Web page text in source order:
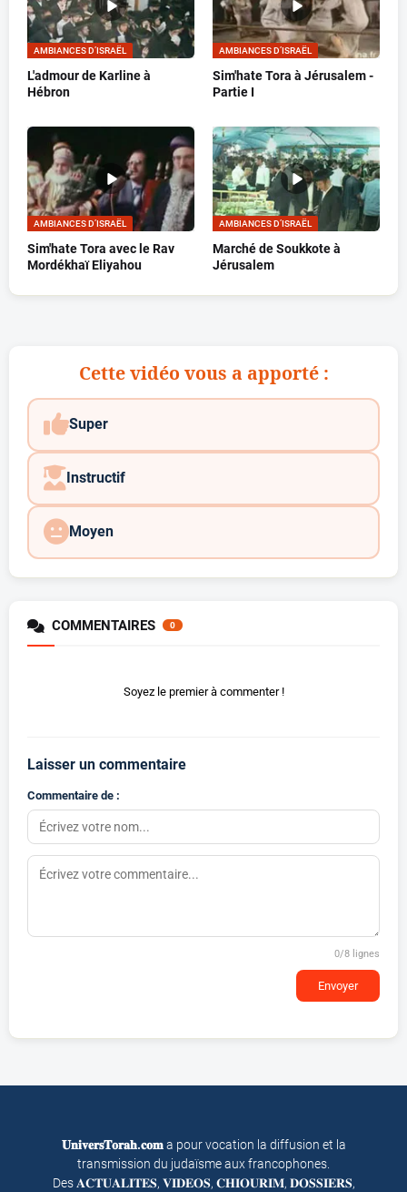
AMBIANCES D’ISRAËL
L'admour de Karline à
Hébron
AMBIANCES D’ISRAËL
Sim'hate Tora à Jérusalem -
Partie I
AMBIANCES D’ISRAËL
Sim'hate Tora avec le Rav
Mordékhaï Eliyahou
AMBIANCES D’ISRAËL
Marché de Soukkote à
Jérusalem
Cette vidéo vous a apporté :
Super
Instructif
Moyen
COMMENTAIRES 0
Soyez le premier à commenter !
Laisser un commentaire
Commentaire de :
0/8 lignes
Envoyer
𝐔𝐧𝐢𝐯𝐞𝐫𝐬𝐓𝐨𝐫𝐚𝐡.𝐜𝐨𝐦a pour vocation la diffusion et la
transmission du judaïsme aux francophones.
Des 𝐀𝐂𝐓𝐔𝐀𝐋𝐈𝐓𝐄𝐒, 𝐕𝐈𝐃𝐄𝐎𝐒, 𝐂𝐇𝐈𝐎𝐔𝐑𝐈𝐌, 𝐃𝐎𝐒𝐒𝐈𝐄𝐑𝐒,